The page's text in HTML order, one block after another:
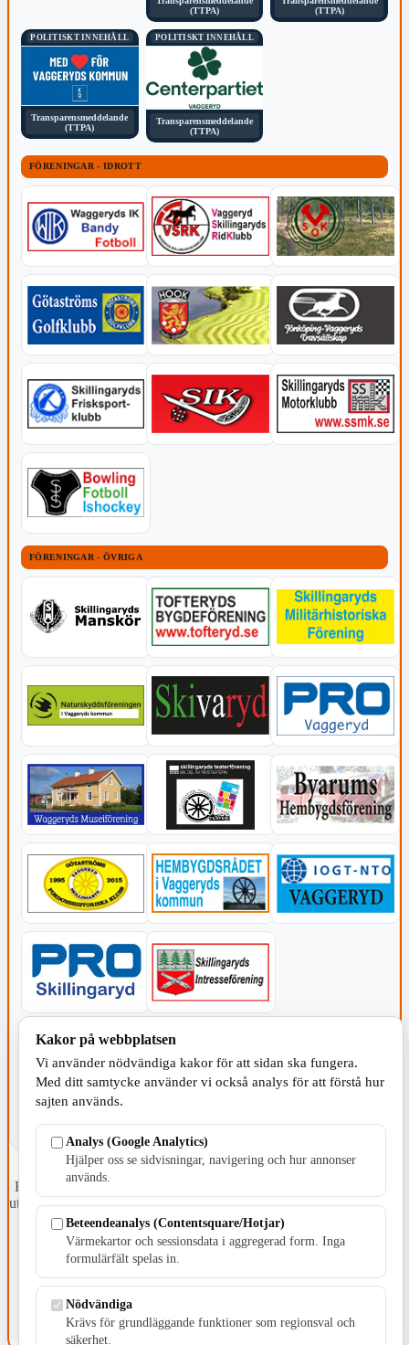
(TTPA)
(TTPA)
POLITISKT INNEHÅLL
Transparensmeddelande
(TTPA)
POLITISKT INNEHÅLL
Transparensmeddelande
(TTPA)
FÖRENINGAR - IDROTT
FÖRENINGAR - ÖVRIGA
KOMMUNEN
Fristående webbtidningsföretag grundat 1991 som sedan 2002 ger
ut tidningen Skillingaryd.nu och 2010 lanserades Värnamo.nu. Från
april 2026 omfattar Skillingaryd.nu tre kommuner: Gnosjö,
Värnamo och Vaggeryds kommun.
Kontakta oss
E-post: redaktionen@skillingaryd.nu
Postadress: Gisslaköp 1, 568 92 Skillingaryd
Kakinställningar
Kakor på webbplatsen
Vi använder nödvändiga kakor för att sidan ska fungera.
Med ditt samtycke använder vi också analys för att förstå hur
sajten används.
Analys (Google Analytics)
Hjälper oss se sidvisningar, navigering och hur annonser
används.
Beteendeanalys (Contentsquare/Hotjar)
Värmekartor och sessionsdata i aggregerad form. Inga
formulärfält spelas in.
Nödvändiga
Krävs för grundläggande funktioner som regionsval och
säkerhet.